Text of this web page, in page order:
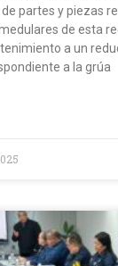
partes y piezas
de esta
a un
a la grúa